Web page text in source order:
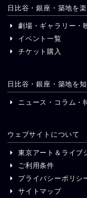
日比谷・銀座・築地を
劇場・ギャラリー・
イベント一覧
チケット購入
日比谷・銀座・築地を
ニュース・コラム・
ウェブサイトについて
東京アート＆ライブ
ご利用条件
プライバシーポリシ
サイトマップ